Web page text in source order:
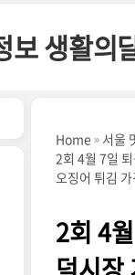
보 생활의
Home
서울
2회 4월 7일
오징어 튀김
2회 4